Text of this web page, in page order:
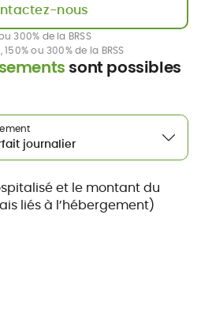
nous
300% de la BRSS
ou 300% de la BRSS
sont possibles
et le montant du
liés à l’hébergement)